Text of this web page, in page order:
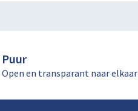
Puur
Open en transparant naar elkaar